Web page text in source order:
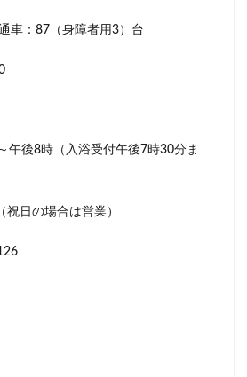
車：87（身障者用3）台
後8時（入浴受付午後7時30分ま
日の場合は営業）